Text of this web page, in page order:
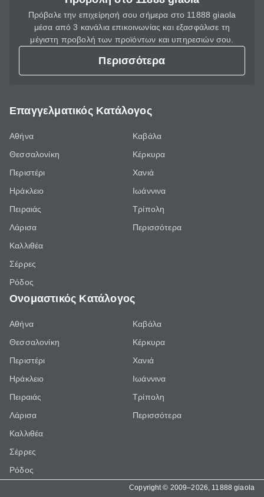
Πρόβαλε την επιχείρησή σου σήμερα στο 11888 giaola
μέσα από 3 κανάλια επικοινωνίας και εξασφάλισε τη
μέγιστη προβολή των προϊόντων και υπηρεσιών σου.
Περισσότερα
Επαγγελματικός Κατάλογος
Αθήνα
Θεσσαλονίκη
Περιστέρι
Ηράκλειο
Πειραιάς
Λάρισα
Καλλιθέα
Σέρρες
Ρόδος
Καβάλα
Κέρκυρα
Χανιά
Ιωάννινα
Τρίπολη
Περισσότερα
Ονομαστικός Κατάλογος
Αθήνα
Θεσσαλονίκη
Περιστέρι
Ηράκλειο
Πειραιάς
Λάρισα
Καλλιθέα
Σέρρες
Ρόδος
Καβάλα
Κέρκυρα
Χανιά
Ιωάννινα
Τρίπολη
Περισσότερα
Copyright © 2009–2026, 11888 giaola